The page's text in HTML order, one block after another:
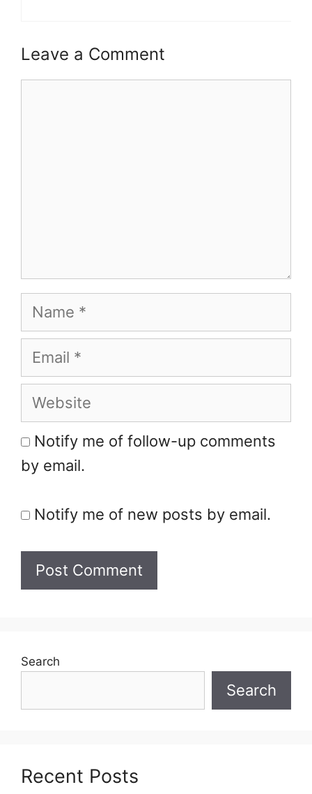
Leave a Comment
Name
Email
Website
Notify me of follow-up comments
by email.
Notify me of new posts by email.
Search
Search
Recent Posts